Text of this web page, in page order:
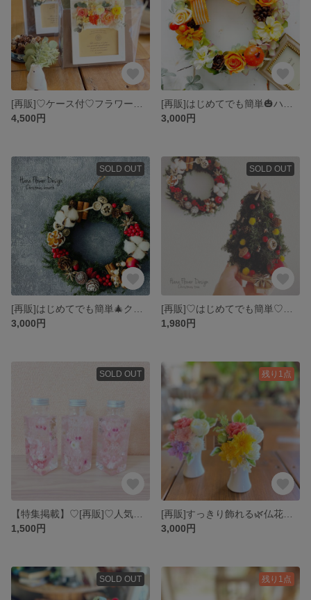
4,500円
3,000円
SOLD OUT
3,000円
SOLD OUT
1,980円
SOLD OUT
1,500円
残り1点
3,000円
SOLD OUT 残り1点